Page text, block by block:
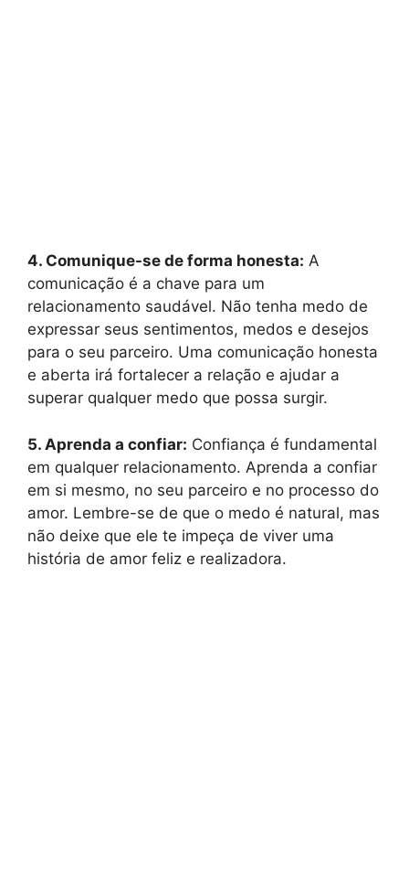
4. Comunique-se de forma honesta: A
comunicação é a chave para um
relacionamento saudável. Não tenha medo de
expressar seus sentimentos, medos e desejos
para o seu parceiro. Uma comunicação honesta
e aberta irá fortalecer a relação e ajudar a
superar qualquer medo que possa surgir.
5. Aprenda a confiar: Confiança é fundamental
em qualquer relacionamento. Aprenda a confiar
em si mesmo, no seu parceiro e no processo do
amor. Lembre-se de que o medo é natural, mas
não deixe que ele te impeça de viver uma
história de amor feliz e realizadora.